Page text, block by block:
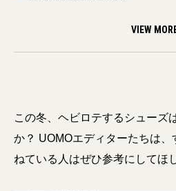
VIEW
この冬、ヘビロテするシューズ
か？ UOMOエディターたちは
ねている人はぜひ参考にしてほ